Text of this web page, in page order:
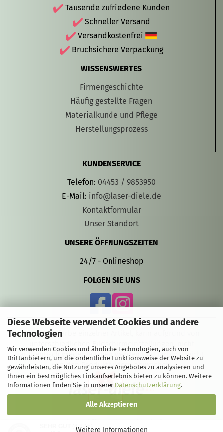
Diese Webseite verwendet Cookies und andere
Technologien
Wir verwenden Cookies und ähnliche Technologien, auch von
Drittanbietern, um die ordentliche Funktionsweise der Website zu
gewährleisten, die Nutzung unseres Angebotes zu analysieren und
Ihnen ein bestmögliches Einkaufserlebnis bieten zu können. Weitere
Informationen finden Sie in unserer Datenschutzerklärung.
Alle Akzeptieren
Weitere Informationen
Tausende zufriedene Kunden
Schneller Versand
Versandkostenfrei
Bruchsichere Verpackung
WISSENSWERTES
Firmengeschichte
Häufig gestellte Fragen
Materialkunde und Pflege
Herstellungsprozess
KUNDENSERVICE
Telefon: 04453 / 9853950
E-Mail: info@laser-diele.de
Kontaktformular
Unser Standort
UNSERE ÖFFNUNGSZEITEN
24/7 - Onlineshop
FOLGEN SIE UNS
Die Gravurfarbe einzelner Artikel, kann aufgrund von
unterschiedlichen Bildschirmeinstellungen, nicht
authentisch wiedergegeben werden und farblich leicht
von den Produktbildern abweichen.
(4.8 / 5)